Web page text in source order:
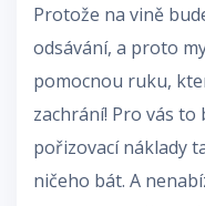
Protože na vině
odsávání, a proto
pomocnou ruku,
zachrání! Pro vás
pořizovací náklady
ničeho bát. A